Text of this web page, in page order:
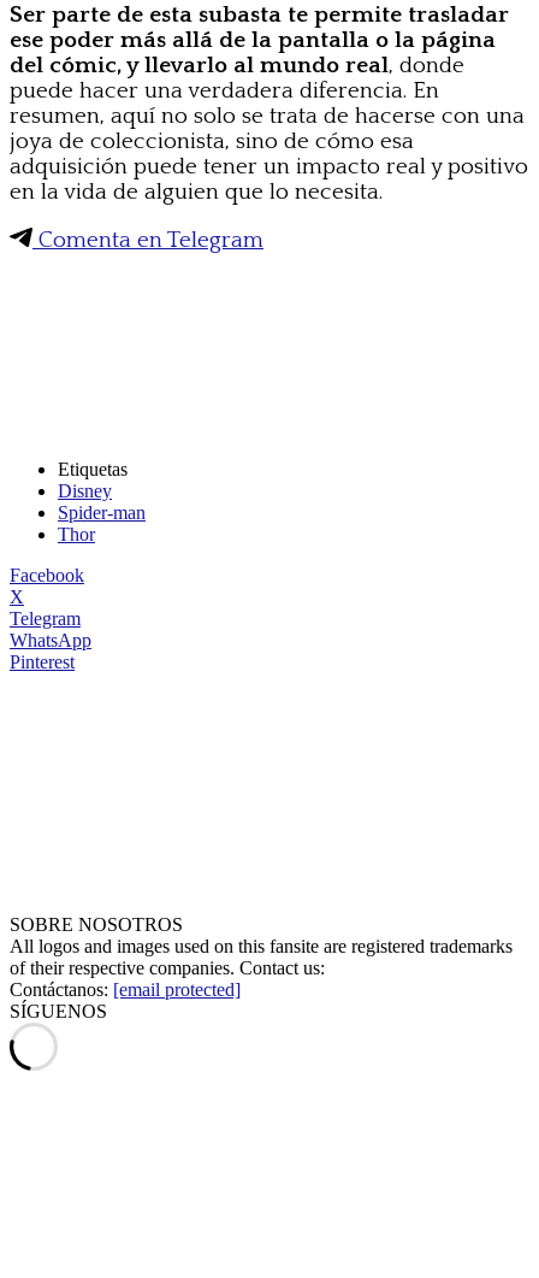
Ser parte de esta subasta te permite trasladar
ese poder más allá de la pantalla o la página
del cómic, y llevarlo al mundo real, donde
puede hacer una verdadera diferencia. En
resumen, aquí no solo se trata de hacerse con una
joya de coleccionista, sino de cómo esa
adquisición puede tener un impacto real y positivo
en la vida de alguien que lo necesita.
Comenta en Telegram
Etiquetas
Disney
Spider-man
Thor
Facebook
X
Telegram
WhatsApp
Pinterest
SOBRE NOSOTROS
All logos and images used on this fansite are registered trademarks
of their respective companies. Contact us:
Contáctanos: [email protected]
SÍGUENOS